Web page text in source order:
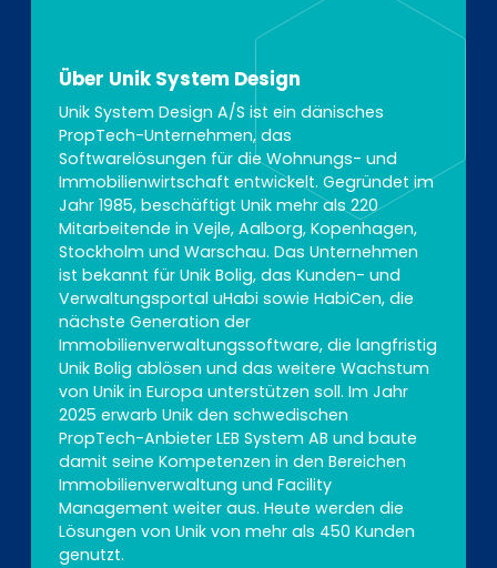
Über Unik System Design
Unik System Design A/S ist ein dänisches
PropTech-Unternehmen, das
Softwarelösungen für die Wohnungs- und
Immobilienwirtschaft entwickelt. Gegründet im
Jahr 1985, beschäftigt Unik mehr als 220
Mitarbeitende in Vejle, Aalborg, Kopenhagen,
Stockholm und Warschau. Das Unternehmen
ist bekannt für Unik Bolig, das Kunden- und
Verwaltungsportal uHabi sowie HabiCen, die
nächste Generation der
Immobilienverwaltungssoftware, die langfristig
Unik Bolig ablösen und das weitere Wachstum
von Unik in Europa unterstützen soll. Im Jahr
2025 erwarb Unik den schwedischen
PropTech-Anbieter LEB System AB und baute
damit seine Kompetenzen in den Bereichen
Immobilienverwaltung und Facility
Management weiter aus. Heute werden die
Lösungen von Unik von mehr als 450 Kunden
genutzt.